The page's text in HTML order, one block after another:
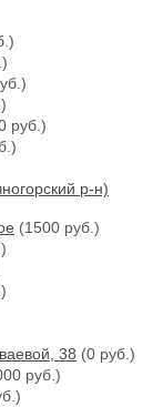
руб.)
р-н)
(1500 руб.)
38 (0 руб.)
руб.)